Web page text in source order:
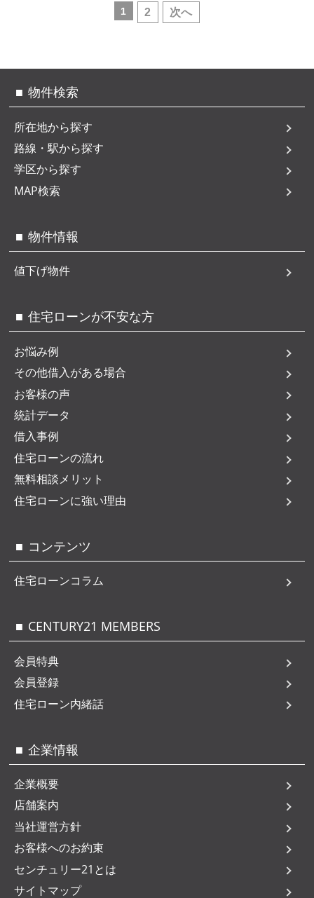
1 2 次へ
物件検索
所在地から探す
路線・駅から探す
学区から探す
MAP検索
物件情報
値下げ物件
住宅ローンが不安な方
お悩み例
その他借入がある場合
お客様の声
統計データ
借入事例
住宅ローンの流れ
無料相談メリット
住宅ローンに強い理由
コンテンツ
住宅ローンコラム
CENTURY21 MEMBERS
会員特典
会員登録
住宅ローン内緒話
企業情報
企業概要
店舗案内
当社運営方針
お客様へのお約束
センチュリー21とは
サイトマップ